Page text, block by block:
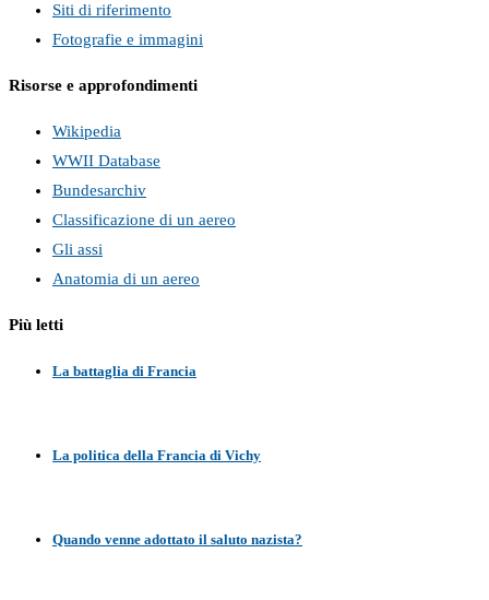
Siti di riferimento
Fotografie e immagini
Risorse e approfondimenti
Wikipedia
WWII Database
Bundesarchiv
Classificazione di un aereo
Gli assi
Anatomia di un aereo
Più letti
La battaglia di Francia
La politica della Francia di Vichy
Quando venne adottato il saluto nazista?